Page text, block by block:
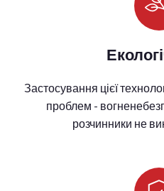
Застосування цієї
проблем -
розчинники не